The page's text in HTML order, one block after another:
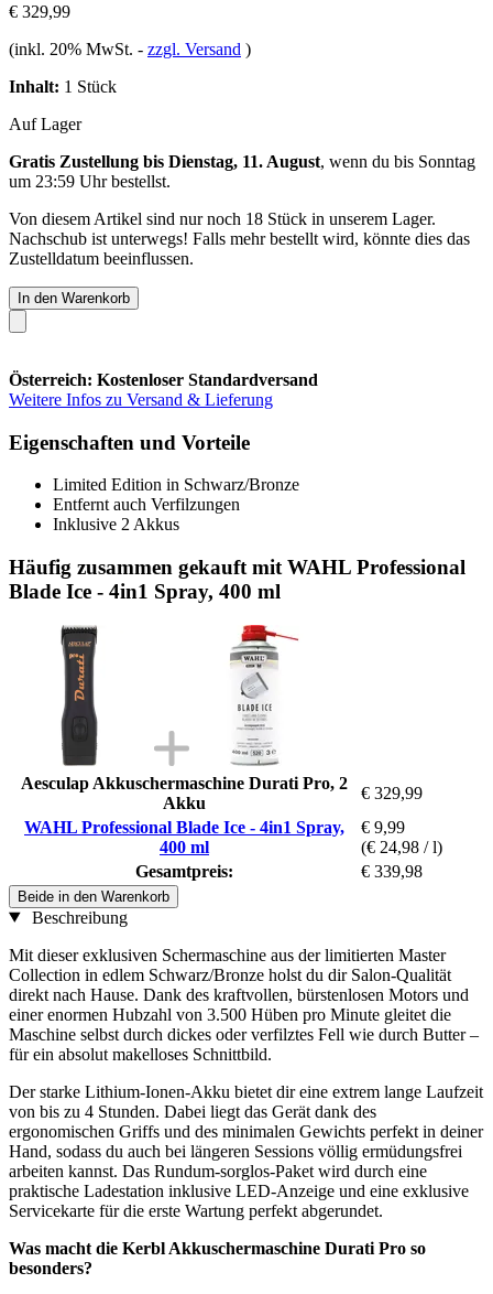
€ 329,99
(inkl. 20% MwSt. - zzgl. Versand )
Inhalt: 1 Stück
Auf Lager
Gratis Zustellung bis Dienstag, 11. August, wenn du bis Sonntag
um 23:59 Uhrbestellst.
Von diesem Artikel sind nur noch 18 Stück in unserem Lager.
Nachschub ist unterwegs! Falls mehr bestellt wird, könnte dies das
Zustelldatum beeinflussen.
In den Warenkorb
Österreich: Kostenloser Standardversand
Weitere Infos zu Versand & Lieferung
Eigenschaften und Vorteile
Limited Edition in Schwarz/Bronze
Entfernt auch Verfilzungen
Inklusive 2 Akkus
Häufig zusammen gekauft mit WAHL Professional
Blade Ice - 4in1 Spray, 400 ml
Aesculap Akkuschermaschine Durati Pro, 2
Akku
€ 329,99
WAHL Professional Blade Ice - 4in1 Spray,
400 ml
€ 9,99
(€ 24,98 / l)
Gesamtpreis:
€ 339,98
Beide in den Warenkorb
Beschreibung
Mit dieser exklusiven Schermaschine aus der limitierten Master
Collection in edlem Schwarz/Bronze holst du dir Salon-Qualität
direkt nach Hause. Dank des kraftvollen, bürstenlosen Motors und
einer enormen Hubzahl von 3.500 Hüben pro Minute gleitet die
Maschine selbst durch dickes oder verfilztes Fell wie durch Butter –
für ein absolut makelloses Schnittbild.
Der starke Lithium-Ionen-Akku bietet dir eine extrem lange Laufzeit
von bis zu 4 Stunden. Dabei liegt das Gerät dank des
ergonomischen Griffs und des minimalen Gewichts perfekt in deiner
Hand, sodass du auch bei längeren Sessions völlig ermüdungsfrei
arbeiten kannst. Das Rundum-sorglos-Paket wird durch eine
praktische Ladestation inklusive LED-Anzeige und eine exklusive
Servicekarte für die erste Wartung perfekt abgerundet.
Was macht die Kerbl Akkuschermaschine Durati Pro so
besonders?